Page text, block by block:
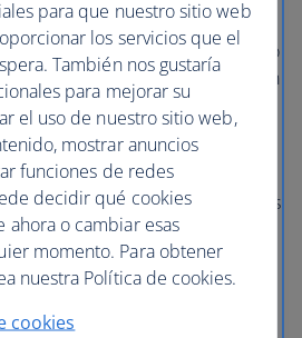
un vuelo de conexión, el equipo
oneworld le facilitará información
una nueva tarjeta de
procurará buscarle
la noche.
de conexión y de otros
aeropuertos internacionales
ellogotipo de oneworldcuando
para que nuestro sitio web
los servicios que el
También nos gustaría
para mejorar su
el uso de nuestro sitio web,
mostrar anuncios
funciones de redes
decidir qué cookies
o cambiar esas
momento. Para obtener
nuestra Política de cookies.
cookies